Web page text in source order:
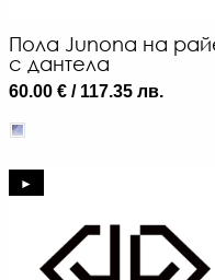
Пола Junona на
с дантела
60.00 € / 117.35 лв.
►